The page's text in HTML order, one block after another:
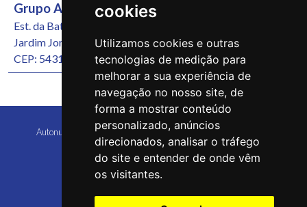
cookies
Utilizamos cookies e outras
tecnologias de medição para
melhorar a sua experiência de
navegação no nosso site, de
forma a mostrar conteúdo
personalizado, anúncios
direcionados, analisar o tráfego
do site e entender de onde vêm
os visitantes.
Grupo Autonunes Seminovos
Est. da Batalha, 1000
Jardim Jordão, Jaboatão dos Guararapes/PE
CEP: 54315-570
Autonunes Caruaru Copyright 2026 Todos os direitos reservados